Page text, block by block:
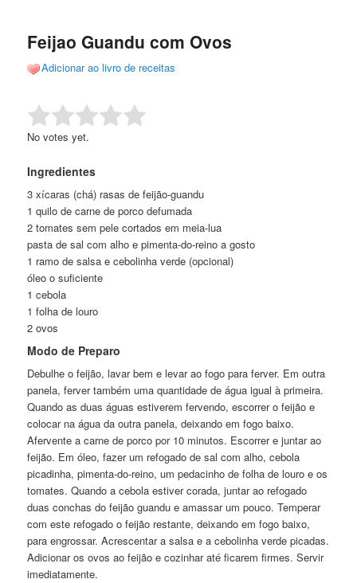
conteúdo
conteúdo
Feijao Guandu com Ovos
Adicionar ao livro de receitas
Rate this item: Submit Rating
No votes yet.
Ingredientes
3 xícaras (chá) rasas de feijão-guandu
1 quilo de carne de porco defumada
2 tomates sem pele cortados em meia-lua
pasta de sal com alho e pimenta-do-reino a gosto
1 ramo de salsa e cebolinha verde (opcional)
óleo o suficiente
1 cebola
1 folha de louro
2 ovos
Modo de Preparo
Debulhe o feijão, lavar bem e levar ao fogo para ferver. Em outra
panela, ferver também uma quantidade de água igual à primeira.
Quando as duas águas estiverem fervendo, escorrer o feijão e
colocar na água da outra panela, deixando em fogo baixo.
Afervente a carne de porco por 10 minutos. Escorrer e juntar ao
feijão. Em óleo, fazer um refogado de sal com alho, cebola
picadinha, pimenta-do-reino, um pedacinho de folha de louro e os
tomates. Quando a cebola estiver corada, juntar ao refogado
duas conchas do feijão guandu e amassar um pouco. Temperar
com este refogado o feijão restante, deixando em fogo baixo,
para engrossar. Acrescentar a salsa e a cebolinha verde picadas.
Adicionar os ovos ao feijão e cozinhar até ficarem firmes. Servir
imediatamente.